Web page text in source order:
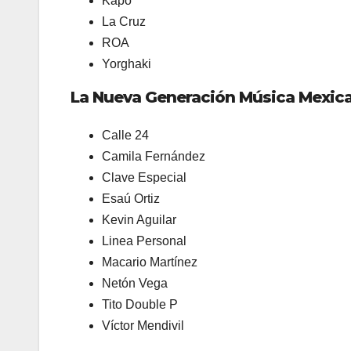
La Cruz
ROA
Yorghaki
La Nueva Generación Música
Calle 24
Camila Fernández
Clave Especial
Esaú Ortiz
Kevin Aguilar
Linea Personal
Macario Martínez
Netón Vega
Tito Double P
Víctor Mendivil